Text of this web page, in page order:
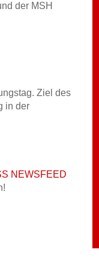
der MSH
Ziel des
in der
NEWSFEED